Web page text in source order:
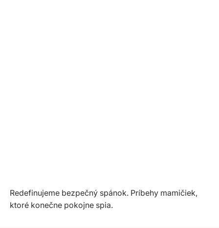
Redefinujeme bezpečný spánok. Príbehy mamičiek,
ktoré konečne pokojne spia.